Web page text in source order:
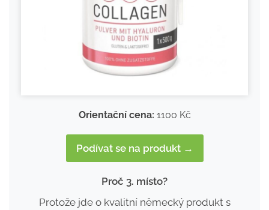
Orientační cena: 1100 Kč
Podívat se na produkt →
Proč 3. místo?
Protože jde o kvalitní německý produkt s